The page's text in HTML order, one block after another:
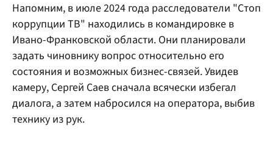
Напомним, в июле 2024 года расследователи "Стоп
коррупции ТВ" находились в командировке в
Ивано-Франковской области. Они планировали
задать чиновнику вопрос относительно его
состояния и возможных бизнес-связей. Увидев
камеру, Сергей Саев сначала всячески избегал
диалога, а затем набросился на оператора, выбив
технику из рук.